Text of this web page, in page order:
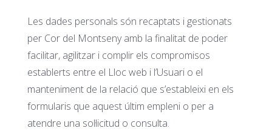
Les dades personals són recaptats i gestionats
per Cor del Montseny amb la finalitat de poder
facilitar, agilitzar i complir els compromisos
establerts entre el Lloc web i l’Usuari o el
manteniment de la relació que s’estableixi en els
formularis que aquest últim empleni o per a
atendre una sol·licitud o consulta.